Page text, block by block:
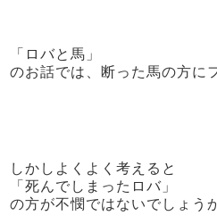
「ロバと馬」
のお話では、断った馬の方に
しかしよくよく考えると
「死んでしまったロバ」
の方が不憫ではないでしょう